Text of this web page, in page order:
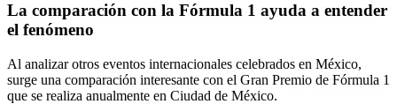
La comparación con la Fórmula 1 ayuda a entender
el fenómeno
Al analizar otros eventos internacionales celebrados en México,
surge una comparación interesante con el Gran Premio de Fórmula 1
que se realiza anualmente en Ciudad de México.